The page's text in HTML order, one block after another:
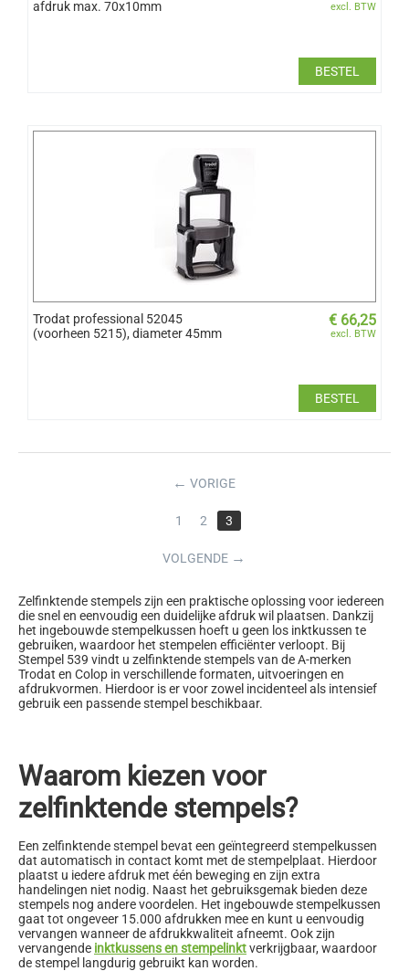
afdruk max. 70x10mm excl. BTW
BESTEL
​Trodat professional 52045
(voorheen 5215), diameter 45mm
€ 66,25
excl. BTW
BESTEL
← VORIGE
1 2 3
VOLGENDE →
Zelfinktende stempels zijn een praktische oplossing voor iedereen
die snel en eenvoudig een duidelijke afdruk wil plaatsen. Dankzij
het ingebouwde stempelkussen hoeft u geen los inktkussen te
gebruiken, waardoor het stempelen efficiënter verloopt. Bij
Stempel 539 vindt u zelfinktende stempels van de A-merken
Trodat en Colop in verschillende formaten, uitvoeringen en
afdrukvormen. Hierdoor is er voor zowel incidenteel als intensief
gebruik een passende stempel beschikbaar.
Waarom kiezen voor
zelfinktende stempels?
Een zelfinktende stempel bevat een geïntegreerd stempelkussen
dat automatisch in contact komt met de stempelplaat. Hierdoor
plaatst u iedere afdruk met één beweging en zijn extra
handelingen niet nodig. Naast het gebruiksgemak bieden deze
stempels nog andere voordelen. Het ingebouwde stempelkussen
gaat tot ongeveer 15.000 afdrukken mee en kunt u eenvoudig
vervangen wanneer de afdrukkwaliteit afneemt. Ook zijn
vervangende inktkussens en stempelinktverkrijgbaar, waardoor
de stempel langdurig gebruikt kan worden.